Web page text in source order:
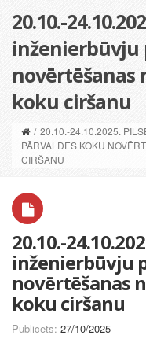
20.10.-
inženierbūvju
novērtēšanas
koku ciršanu
/ 20.10.-24.10.2025.
PĀRVALDES KOKU
CIRŠANU
20.10.-
inženierbūvju
novērtēšanas
koku ciršanu
Publicēts: 27/10/2025